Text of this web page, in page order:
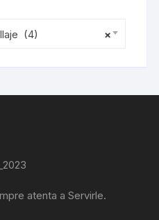
×
(4)
atenta a Servirle.